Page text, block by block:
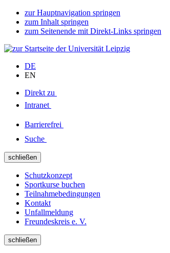
zur Hauptnavigation springen
zum Inhalt springen
zum Seitenende mit Direkt-Links springen
DE
EN
Direkt zu
Intranet
Barrierefrei
Suche
schließen
Schutzkonzept
Sportkurse buchen
Teilnahmebedingungen
Kontakt
Unfallmeldung
Freundeskreis e. V.
schließen